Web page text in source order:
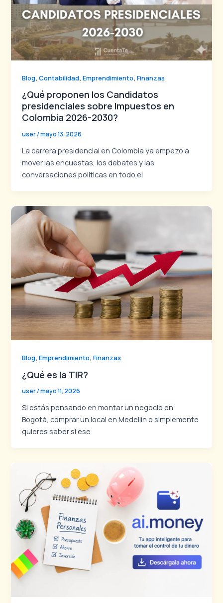
Blog,Contabilidad,Emprendimiento,Finanzas
¿Qué proponen los Candidatos
presidenciales sobre Impuestos en
Colombia 2026-2030?
user/mayo 13, 2026
La carrera presidencial en Colombia ya empezó a
mover las encuestas, los debates y las
conversaciones políticas en todo el
Blog,Emprendimiento,Finanzas
¿Qué es la TIR?
user/mayo 11, 2026
Si estás pensando en montar un negocio en
Bogotá, comprar un local en Medellín o simplemente
quieres saber si ese